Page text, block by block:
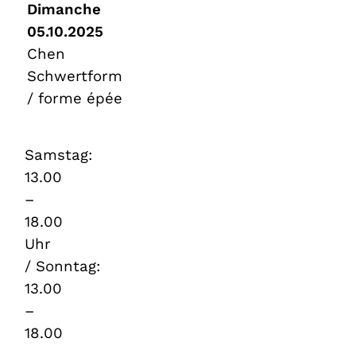
Dimanche
05.10.2025
Chen
Schwertform
/ forme épée
Samstag:
13.00
–
18.00
Uhr
/ Sonntag:
13.00
–
18.00